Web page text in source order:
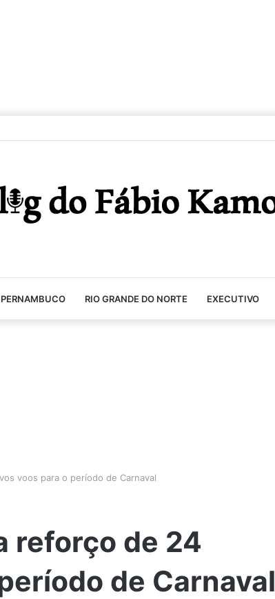
PERNAMBUCO RIO GRANDE DO NORTE EXECUTIVO
voos para o período de Carnaval
reforço de 24
de Carnaval